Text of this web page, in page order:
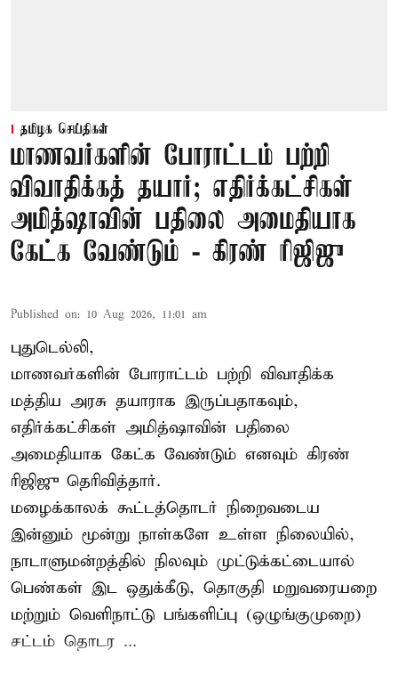
தமிழக செய்திகள்
மாணவர்களின் போராட்டம் பற்றி
விவாதிக்கத் தயார்; எதிர்க்கட்சிகள்
அமித்ஷாவின் பதிலை அமைதியாக
கேட்க வேண்டும் - கிரண் ரிஜிஜு
Published on: 10 Aug 2026, 11:01 am
புதுடெல்லி,
மாணவர்களின் போராட்டம் பற்றி விவாதிக்க
மத்திய அரசு தயாராக இருப்பதாகவும்,
எதிர்க்கட்சிகள் அமித்ஷாவின் பதிலை
அமைதியாக கேட்க வேண்டும் எனவும் கிரண்
ரிஜிஜு தெரிவித்தார்.
மழைக்காலக் கூட்டத்தொடர் நிறைவடைய
இன்னும் மூன்று நாள்களே உள்ள நிலையில்,
நாடாளுமன்றத்தில் நிலவும் முட்டுக்கட்டையால்
பெண்கள் இட ஒதுக்கீடு, தொகுதி மறுவரையறை
மற்றும் வெளிநாட்டு பங்களிப்பு (ஒழுங்குமுறை)
சட்டம் தொடர ...